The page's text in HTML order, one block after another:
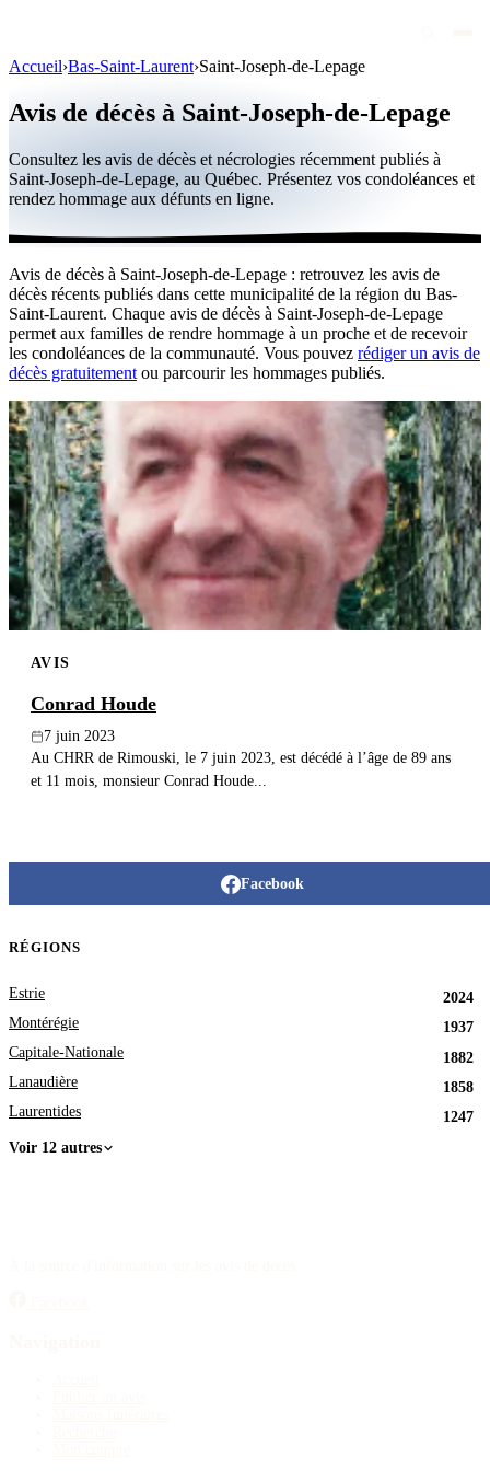
Personnalités publiques
Québec
Canada
International
Par région
Par ville
Maisons funéraires
Éternea
Blog
Publier un avis
Recherche
Accueil›Bas-Saint-Laurent›Saint-Joseph-de-Lepage
Avis de décès à Saint-Joseph-de-Lepage
Consultez les avis de décès et nécrologies récemment publiés à
Saint-Joseph-de-Lepage, au Québec. Présentez vos condoléances et
rendez hommage aux défunts en ligne.
Avis de décès à Saint-Joseph-de-Lepage : retrouvez les avis de
décès récents publiés dans cette municipalité de la région du Bas-
Saint-Laurent. Chaque avis de décès à Saint-Joseph-de-Lepage
permet aux familles de rendre hommage à un proche et de recevoir
les condoléances de la communauté. Vous pouvez rédiger un avis de
décès gratuitement ou parcourir les hommages publiés.
AVIS
Conrad Houde
7 juin 2023
Au CHRR de Rimouski, le 7 juin 2023, est décédé à l’âge de 89 ans
et 11 mois, monsieur Conrad Houde...
Facebook
RÉGIONS
Estrie
2024
Montérégie
1937
Capitale-Nationale
1882
Lanaudière
1858
Laurentides
1247
Voir 12 autres